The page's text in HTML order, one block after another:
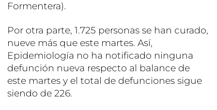
Formentera).
Por otra parte, 1.725 personas se han curado,
nueve más que este martes. Así,
Epidemiología no ha notificado ninguna
defunción nueva respecto al balance de
este martes y el total de defunciones sigue
siendo de 226.